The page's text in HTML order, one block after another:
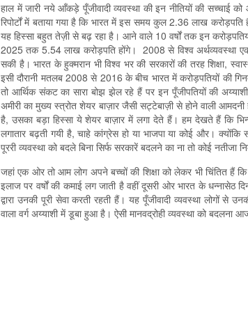
हाल में जारी नये आँकड़े पूँजीवादी व्यवस्था की इन नीतियों की सच्चाई को
रिपोर्टों में बताया गया है कि भारत में इस समय कुल 2.36 लाख
यह हिस्सा बहुत तेज़ी से बढ़ रहा है। आने वाले 10 वर्षों तक इन
2025 तक 5.54 लाख करोड़पति होंगे। 2008 से विश्व
सकी है। भारत के हुक्मरान भी विश्व भर की सरकारों की तरह शिक्षा,
इसी दौरानी मतलब 2008 से 2016 के बीच भारत में करोड़पतियों की
तो आर्थिक संकट का सारा बोझ झेल रहे हैं पर इन पूँजीपतियों की
अमीरी का मुख्य स्त्रोत शेयर बाज़ार जैसी सट्टेबाज़ी से होने वाली
है, उसका बड़ा हिस्सा ये शेयर बाज़ार में लगा देते हैं। हम देखते हैं कि
लगातार बढ़ती गयी है, चाहे कांग्रेस हो या भाजपा या कोई और। क्योंकि
पूररी व्यवस्था को बदले बिना सिर्फ सरकारें बदलने का ना तो कोई नतीजा
जहां एक ओर तो आम लोग अपने बच्चों की शिक्षा को लेकर भी चिंतित हैं
इलाज पर वर्षों की कमाई लग जाती है वहीं दूसरी ओर भारत के धन्नासेठ
द्वारा उनकी पूरी सेवा करती रहती हैं। यह पूँजीवादी व्यवस्था लोगों से
वाला वर्ग अय्याशी में डूबा हुआ है। ऐसी मानवद्रोही व्यवस्था को बदलना